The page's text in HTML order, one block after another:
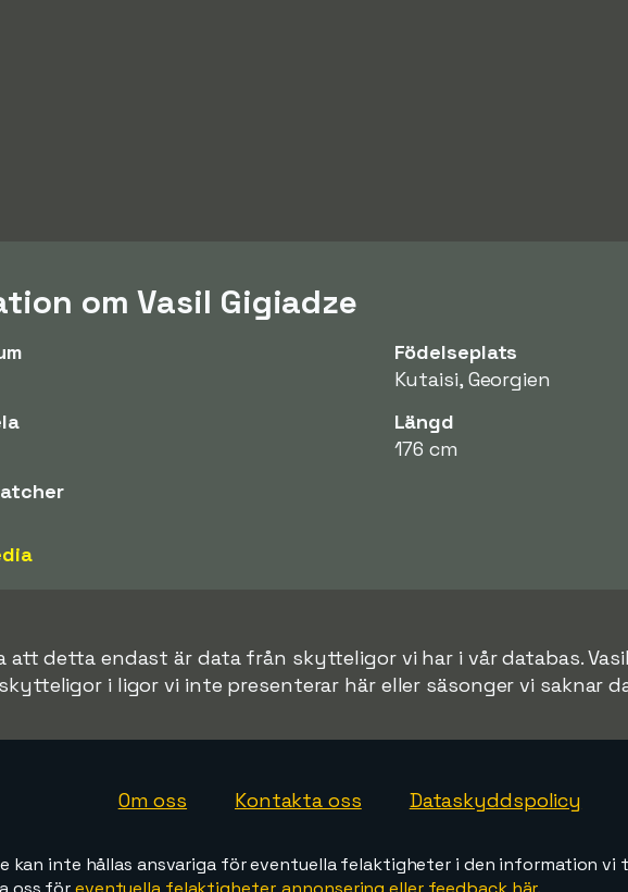
om Vasil Gigiadze
Födelseplats
Kutaisi, Georgien
Längd
176 cm
att detta endast är data från skytteligor vi har i vår databas.
skytteligor i ligor vi inte presenterar här eller säsonger vi saknar
Om oss Kontakta oss Dataskyddspolicy
kan inte hållas ansvariga för eventuella felaktigheter i den information vi